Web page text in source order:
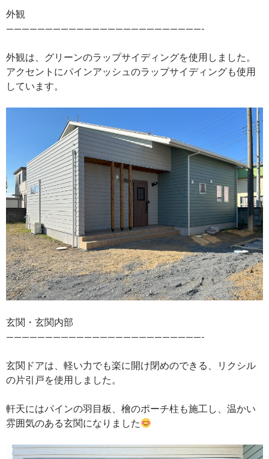
外観
—————————————————————————-
外観は、グリーンのラップサイディングを使用しました。
アクセントにパインアッシュのラップサイディングも使用
しています。
玄関・玄関内部
—————————————————————————-
玄関ドアは、軽い力でも楽に開け閉めのできる、リクシル
の片引戸を使用しました。
軒天にはパインの羽目板、檜のポーチ柱も施工し、温かい
雰囲気のある玄関になりました